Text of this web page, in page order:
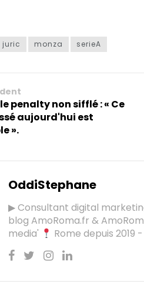
juric monza serieA
penalty non sifflé : « Ce
aujourd'hui est
».
OddiStephane
▶ Consultant digital
blog AmoRoma.fr &
media'
Rome depuis 2019